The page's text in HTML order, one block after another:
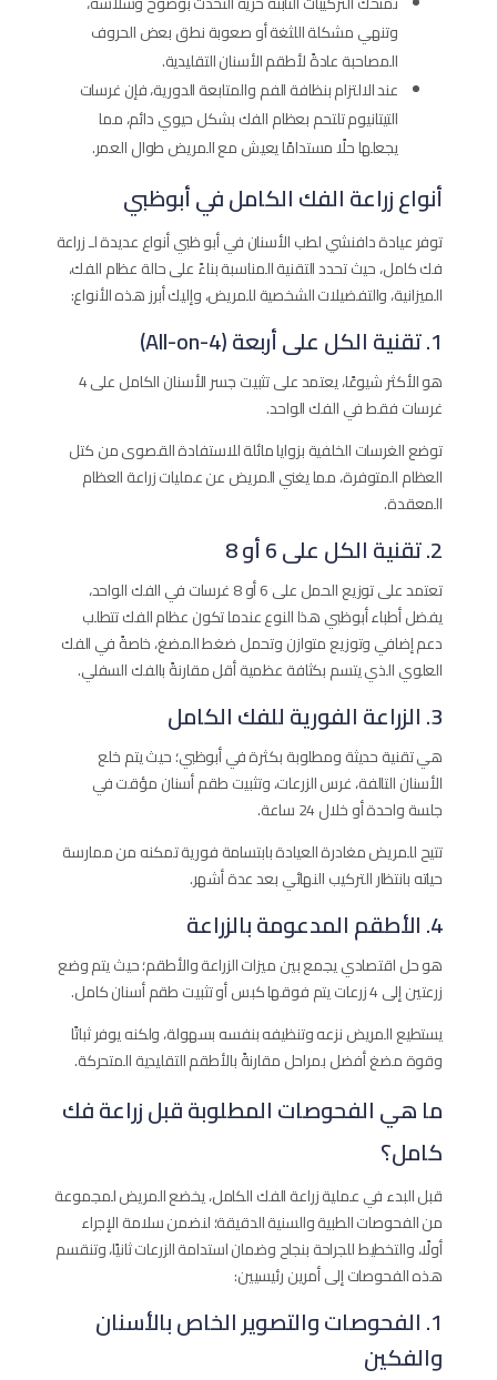
وتنهي مشكلة اللثغة أو صعوبة نطق بعض الحروف
المصاحبة عادةً لأطقم الأسنان التقليدية.
عند الالتزام بنظافة الفم والمتابعة الدورية، فإن غرسات
التيتانيوم تلتحم بعظام الفك بشكل حيوي دائم، مما
يجعلها حلًا مستدامًا يعيش مع المريض طوال العمر.
أنواع زراعة الفك الكامل في أبوظبي
توفر عيادة دافنشي لطب الأسنان في أبو ظبي أنواع عديدة لـ زراعة
فك كامل، حيث تحدد التقنية المناسبة بناءً على حالة عظام الفك،
الميزانية، والتفضيلات الشخصية للمريض، وإليك أبرز هذه الأنواع:
1. تقنية الكل على أربعة (All-on-4)
هو الأكثر شيوعًا، يعتمد على تثبيت جسر الأسنان الكامل على 4
غرسات فقط في الفك الواحد.
توضع الغرسات الخلفية بزوايا مائلة للاستفادة القصوى من كتل
العظام المتوفرة، مما يغني المريض عن عمليات زراعة العظام
المعقدة.
2. تقنية الكل على 6 أو 8
تعتمد على توزيع الحمل على 6 أو 8 غرسات في الفك الواحد،
يفضل أطباء أبوظبي هذا النوع عندما تكون عظام الفك تتطلب
دعم إضافي وتوزيع متوازن وتحمل ضغط المضغ، خاصةً في الفك
العلوي الذي يتسم بكثافة عظمية أقل مقارنةً بالفك السفلي.
3. الزراعة الفورية للفك الكامل
هي تقنية حديثة ومطلوبة بكثرة في أبوظبي؛ حيث يتم خلع
الأسنان التالفة، غرس الزرعات، وتثبيت طقم أسنان مؤقت في
جلسة واحدة أو خلال 24 ساعة.
تتيح للمريض مغادرة العيادة بابتسامة فورية تمكنه من ممارسة
حياته بانتظار التركيب النهائي بعد عدة أشهر.
4. الأطقم المدعومة بالزراعة
هو حل اقتصادي يجمع بين ميزات الزراعة والأطقم؛ حيث يتم وضع
زرعتين إلى 4 زرعات يتم فوقها كبس أو تثبيت طقم أسنان كامل.
يستطيع المريض نزعه وتنظيفه بنفسه بسهولة، ولكنه يوفر ثباتًا
وقوة مضغ أفضل بمراحل مقارنةً بالأطقم التقليدية المتحركة.
ما هي الفحوصات المطلوبة قبل زراعة فك
كامل؟
قبل البدء في عملية زراعة الفك الكامل، يخضع المريض لمجموعة
من الفحوصات الطبية والسنية الدقيقة؛ لنضمن سلامة الإجراء
أولًا، والتخطيط للجراحة بنجاح وضمان استدامة الزرعات ثانيًا، وتنقسم
هذه الفحوصات إلى أمرين رئيسيين:
1. الفحوصات والتصوير الخاص بالأسنان
والفكين